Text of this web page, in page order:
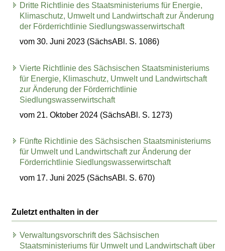
Dritte Richtlinie des Staatsministeriums für Energie,
Klimaschutz, Umwelt und Landwirtschaft zur Änderung
der Förderrichtlinie Siedlungswasserwirtschaft
vom 30. Juni 2023 (SächsABl. S. 1086)
Vierte Richtlinie des Sächsischen Staatsministeriums
für Energie, Klimaschutz, Umwelt und Landwirtschaft
zur Änderung der Förderrichtlinie
Siedlungswasserwirtschaft
vom 21. Oktober 2024 (SächsABl. S. 1273)
Fünfte Richtlinie des Sächsischen Staatsministeriums
für Umwelt und Landwirtschaft zur Änderung der
Förderrichtlinie Siedlungswasserwirtschaft
vom 17. Juni 2025 (SächsABl. S. 670)
Zuletzt enthalten in der
Verwaltungsvorschrift des Sächsischen
Staatsministeriums für Umwelt und Landwirtschaft über